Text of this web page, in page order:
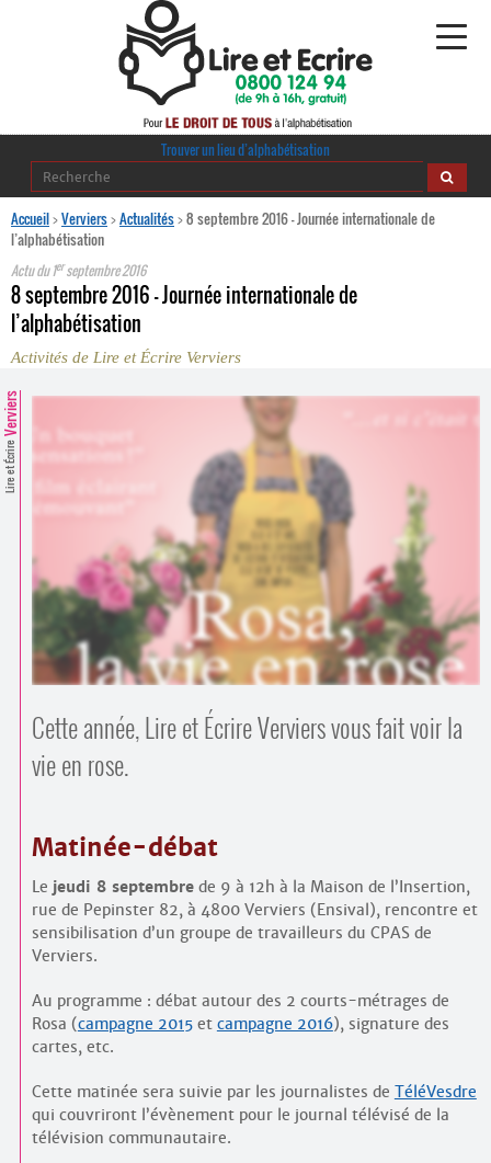
Alphabétisation
Comprendre et parler
Bienvenue en Belgique
Trouver un lieu d’alphabétisation
Trouver un lieu d’alphabétisation
Accueil>Verviers>Actualités>8 septembre 2016 - Journée internationale de
l’alphabétisation
Actu du1erseptembre 2016
8 septembre 2016 - Journée internationale de
l’alphabétisation
Activités de Lire et Écrire Verviers
Lire et Écrire
Verviers
Cette année, Lire et Écrire Verviers vous fait voir la
vie en rose.
Matinée-débat
Le jeudi 8 septembrede 9 à 12h à la Maison de l’Insertion,
rue de Pepinster 82, à 4800 Verviers (Ensival), rencontre et
sensibilisation d’un groupe de travailleurs du CPAS de
Verviers.
Au programme : débat autour des 2 courts-métrages de
Rosa (campagne 2015et campagne 2016), signature des
cartes, etc.
Cette matinée sera suivie par les journalistes de TéléVesdre
qui couvriront l’évènement pour le journal télévisé de la
télévision communautaire.